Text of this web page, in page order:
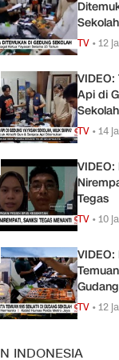
Sekolah
TV •12
Api di
TV •14
Tegas
TV •10
TV •12
INDONESIA